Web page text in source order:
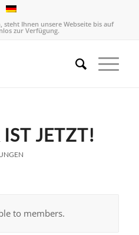
Ihnen unsere Webseite bis auf
zur Verfügung.
IST JETZT!
to members.